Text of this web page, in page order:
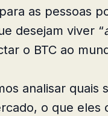
as pessoas
desejam viver “
o BTC ao
analisar quais
o que eles